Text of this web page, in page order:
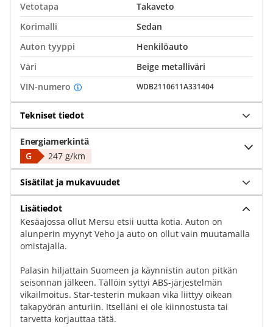
Vetotapa
Takaveto
Korimalli
Sedan
Auton tyyppi
Henkilöauto
Väri
Beige metalliväri
VIN-numero
WDB2110611A331404
Tekniset tiedot
Energiamerkintä
G
247 g/km
Sisätilat ja mukavuudet
Lisätiedot
Kesäajossa ollut Mersu etsii uutta kotia. Auton on
alunperin myynyt Veho ja auto on ollut vain muutamalla
omistajalla.
Palasin hiljattain Suomeen ja käynnistin auton pitkän
seisonnan jälkeen. Tällöin syttyi ABS-järjestelmän
vikailmoitus. Star-testerin mukaan vika liittyy oikean
takapyörän anturiin. Itselläni ei ole kiinnostusta tai
tarvetta korjauttaa tätä.